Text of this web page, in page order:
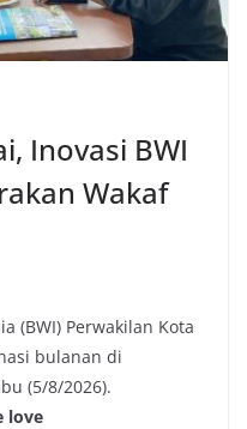
Inovasi BWI
Wakaf
(BWI) Perwakilan Kota
bulanan di
(5/8/2026).
love